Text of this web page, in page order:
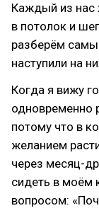
Каждый из нас
в потолок и
разберём
наступили на
Когда я вижу
одновременно
потому что в
желанием
через месяц-
сидеть в моём
вопросом: